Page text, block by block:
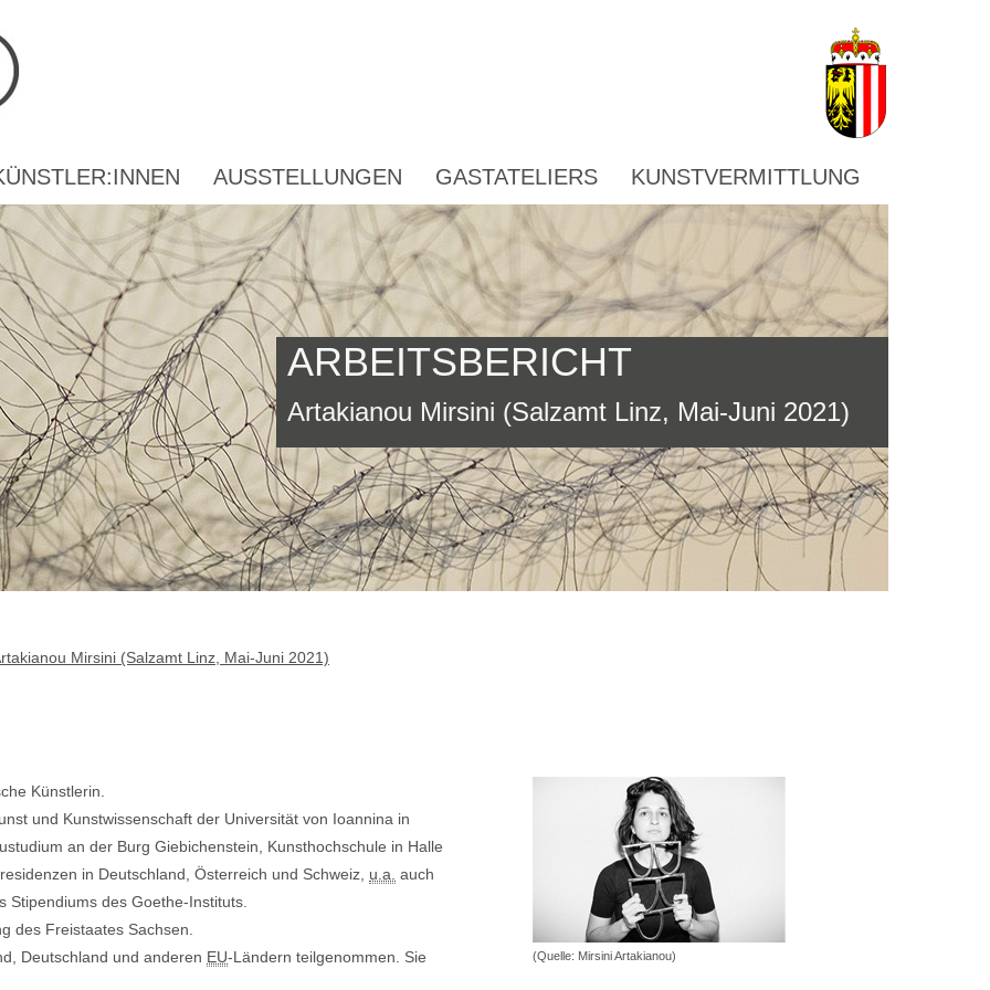
AUSSTELLUNGEN GASTATELIERS KUNSTVERMITTLUNG
ARBEITSBERICHT
Artakianou Mirsini (Salzamt Linz, Mai-Juni 2021)
Mirsini (Salzamt Linz, Mai-Juni 2021)
Künstlerin.
und Kunstwissenschaft der Universität von Ioannina in
an der Burg Giebichenstein, Kunsthochschule in Halle
in Deutschland, Österreich und Schweiz, u.a. auch
des Goethe-Instituts.
des Freistaates Sachsen.
Deutschland und anderen EU-Ländern teilgenommen. Sie
(Quelle: Mirsini Artakianou)